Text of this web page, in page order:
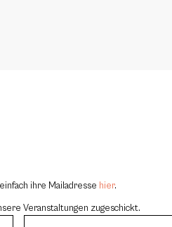
ihre Mailadresse hier.
Veranstaltungen zugeschickt.